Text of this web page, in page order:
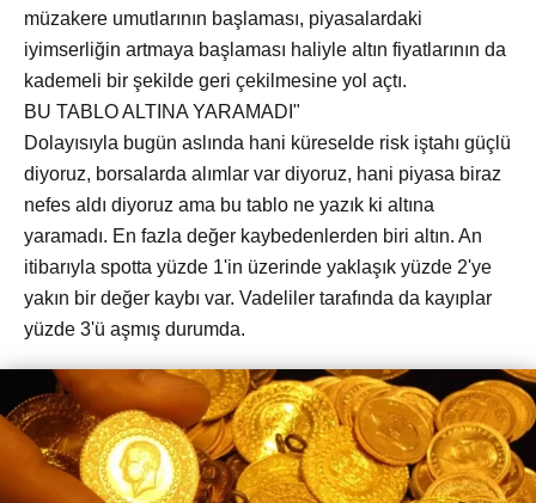
müzakere umutlarının başlaması, piyasalardaki
iyimserliğin artmaya başlaması haliyle altın fiyatlarının da
kademeli bir şekilde geri çekilmesine yol açtı.
BU TABLO ALTINA YARAMADI"
Dolayısıyla bugün aslında hani küreselde risk iştahı güçlü
diyoruz, borsalarda alımlar var diyoruz, hani piyasa biraz
nefes aldı diyoruz ama bu tablo ne yazık ki altına
yaramadı. En fazla değer kaybedenlerden biri altın. An
itibarıyla spotta yüzde 1'in üzerinde yaklaşık yüzde 2'ye
yakın bir değer kaybı var. Vadeliler tarafında da kayıplar
yüzde 3'ü aşmış durumda.